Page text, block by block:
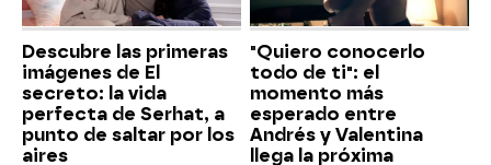
Descubre las primeras
imágenes de El
secreto: la vida
perfecta de Serhat, a
punto de saltar por los
aires
"Quiero conocerlo
todo de ti": el
momento más
esperado entre
Andrés y Valentina
llega la próxima